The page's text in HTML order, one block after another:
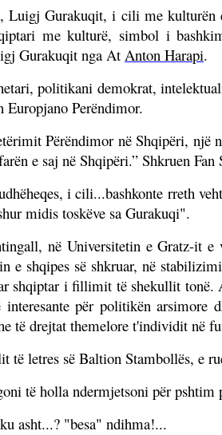
Luigj Gurakuqit, i cili me kulturën
me kulturë, simbol i
Gurakuqit nga At Anton Harapi.
politikani demokrat,
Perëndimor.
Përëndimor në Shqipëri, një
e saj në Shqipëri.” Shkruen
i cili...bashkonte rreth
midis toskëve sa Gurakuqi".
në Universitetin e Gratz-it e
e shqipes së shkruar, në
shqiptar i fillimit të shekullit tonë.
interesante për politikën
të drejtat themelore t'individit në
të letres së Baltion Stambollës, e
të holla ndermjetsoni për pshtim
asht...? "besa" ndihma!...